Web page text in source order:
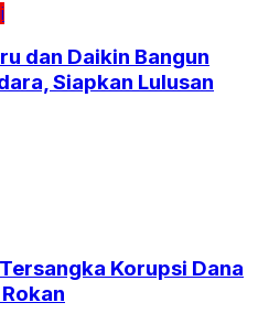
dan Daikin Bangun
Siapkan Lulusan
Korupsi Dana